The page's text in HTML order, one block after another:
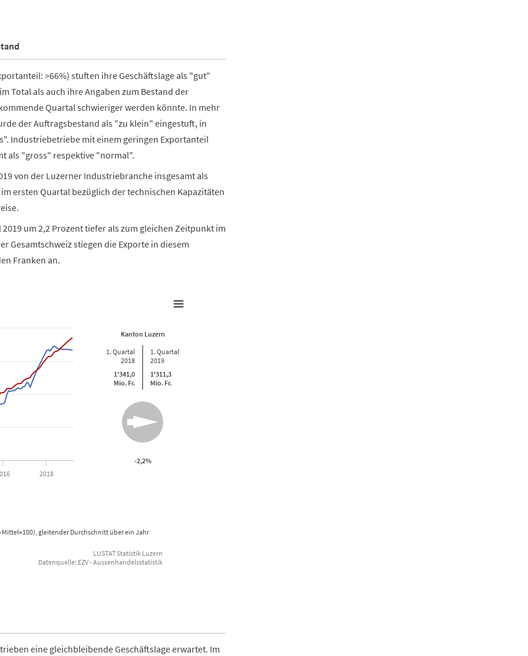
>66%) stuften ihre Geschäftslage als "gut"
Total als auch ihre Angaben zum Bestand der
Quartal schwieriger werden könnte. In mehr
der Auftragsbestand als "zu klein" eingestuft, in
Industriebetriebe mit einem geringen Exportanteil
als "gross" respektive "normal".
von der Luzerner Industriebranche insgesamt als
ersten Quartal bezüglich der technischen Kapazitäten
um 2,2 Prozent tiefer als zum gleichen Zeitpunkt im
Gesamtschweiz stiegen die Exporte in diesem
Franken an.
2009-01-01 00:00:00 to 2019-03-01 00:00:00.
86.97 to 117.06.
Kanton Luzern
1. Quartal
2018
1. Quartal
2019
1'341,0
Mio. Fr.
1'311,3
Mio. Fr.
-2,2%
gleitender Durchschnitt über ein Jahr
2018
LUSTAT Statistik Luzern
Datenquelle: EZV - Aussenhandelsstatistik
eine gleichbleibende Geschäftslage erwartet. Im